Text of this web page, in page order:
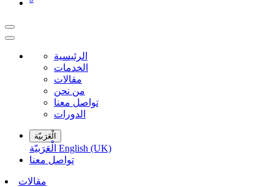
الرئيسية
الخدمات
مقالات
من نحن
تواصل معنا
الدورات
الْعَرَبيّة
الْعَرَبيّة English (UK)
تواصل معنا
مقالات